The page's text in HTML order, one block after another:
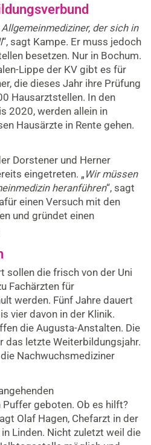
der sich in
“, sagt Kampe. Er muss jedoch
besetzen. Nur in Bochum.
Lippe der KV gibt es für
die dieses Jahr ihre Prüfung
Hausarztstellen. In den
2020, werden allein in
Hausärzte in Rente gehen.
Dorstener und Herner
eingetreten. „ Wir müssen
heranführen“, sagt
einen Versuch mit den
und gründet einen
sollen die frisch von der Uni
Fachärzten für
werden. Fünf Jahre dauert
vier davon in der Klinik.
die Augusta-Anstalten. Die
das letzte Weiterbildungsjahr.
Nachwuchsmediziner
geboten. Ob es hilft?
Olaf Hagen, Chefarzt in der
Linden. Nicht zuletzt weil die